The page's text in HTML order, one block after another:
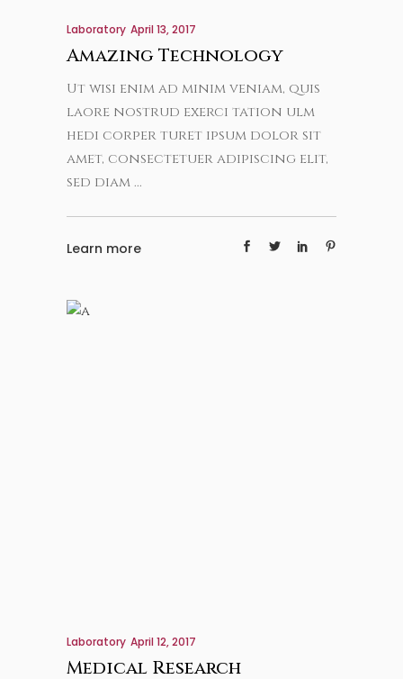
Laboratory April 13, 2017
Amazing Technology
Ut wisi enim ad minim veniam, quis
laore nostrud exerci tation ulm
hedi corper turet ipsum dolor sit
amet, consectetuer adipiscing elit,
sed diam
Learn more
Laboratory April 12, 2017
Medical Research